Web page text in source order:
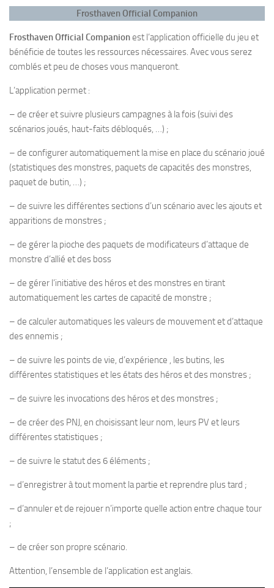
Frosthaven Official Companion
Frosthaven Official Companionest l’application officielle du jeu et
bénéficie de toutes les ressources nécessaires. Avec vous serez
comblés et peu de choses vous manqueront.
L’application permet :
– de créer et suivre plusieurs campagnes à la fois (suivi des
scénarios joués, haut-faits débloqués, …) ;
– de configurer automatiquement la mise en place du scénario joué
(statistiques des monstres, paquets de capacités des monstres,
paquet de butin, …) ;
– de suivre les différentes sections d’un scénario avec les ajouts et
apparitions de monstres ;
– de gérer la pioche des paquets de modificateurs d’attaque de
monstre d’allié et des boss
– de gérer l’initiative des héros et des monstres en tirant
automatiquement les cartes de capacité de monstre ;
– de calculer automatiques les valeurs de mouvement et d’attaque
des ennemis ;
– de suivre les points de vie, d’expérience , les butins, les
différentes statistiques et les états des héros et des monstres ;
– de suivre les invocations des héros et des monstres ;
– de créer des PNJ, en choisissant leur nom, leurs PV et leurs
différentes statistiques ;
– de suivre le statut des 6 éléments ;
– d’enregistrer à tout moment la partie et reprendre plus tard ;
– d’annuler et de rejouer n’importe quelle action entre chaque tour
;
– de créer son propre scénario.
Attention, l’ensemble de l’application est anglais.